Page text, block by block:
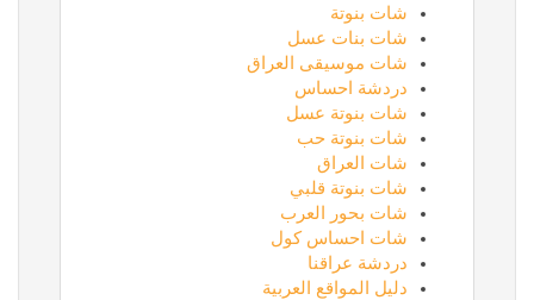
شات بنوتة
شات بنات عسل
شات موسيقى العراق
دردشة احساس
شات بنوتة عسل
شات بنوتة حب
شات العراق
شات بنوتة قلبي
شات بحور العرب
شات احساس كول
دردشة عراقنا
دليل المواقع العربية